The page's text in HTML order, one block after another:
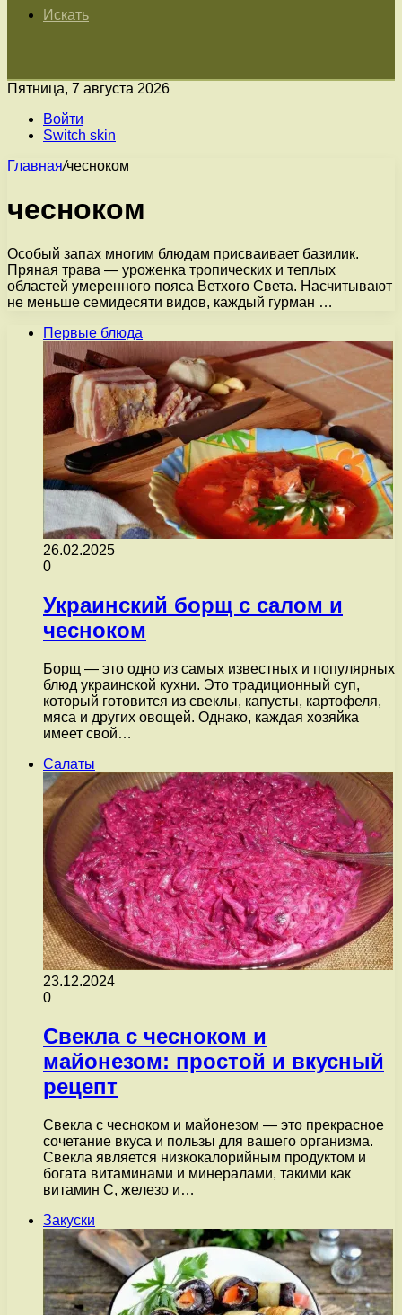
Искать
Пятница, 7 августа 2026
Войти
Switch skin
Главная/чесноком
чесноком
Особый запах многим блюдам присваивает базилик.
Пряная трава — уроженка тропических и теплых
областей умеренного пояса Ветхого Света. Насчитывают
не меньше семидесяти видов, каждый гурман …
Первые блюда
26.02.2025
0
Украинский борщ с салом и
чесноком
Борщ — это одно из самых известных и популярных
блюд украинской кухни. Это традиционный суп,
который готовится из свеклы, капусты, картофеля,
мяса и других овощей. Однако, каждая хозяйка
имеет свой…
Салаты
23.12.2024
0
Свекла с чесноком и
майонезом: простой и вкусный
рецепт
Свекла с чесноком и майонезом — это прекрасное
сочетание вкуса и пользы для вашего организма.
Свекла является низкокалорийным продуктом и
богата витаминами и минералами, такими как
витамин С, железо и…
Закуски